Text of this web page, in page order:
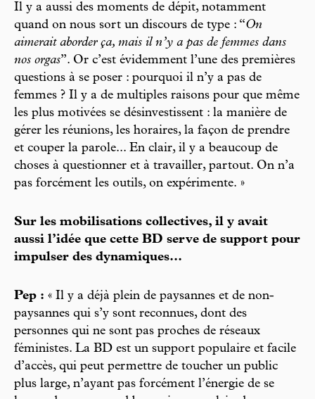
Il y a aussi des moments de dépit, notamment
quand on nous sort un discours de type : “On
aimerait aborder ça, mais il n’y a pas de femmes dans
nos orgas”. Or c’est évidemment l’une des premières
questions à se poser : pourquoi il n’y a pas de
femmes ? Il y a de multiples raisons pour que même
les plus motivées se désinvestissent : la manière de
gérer les réunions, les horaires, la façon de prendre
et couper la parole... En clair, il y a beaucoup de
choses à questionner et à travailler, partout. On n’a
pas forcément les outils, on expérimente. »
Sur les mobilisations collectives, il y avait
aussi l’idée que cette BD serve de support pour
impulser des dynamiques...
Pep : « Il y a déjà plein de paysannes et de non-
paysannes qui s’y sont reconnues, dont des
personnes qui ne sont pas proches de réseaux
féministes. La BD est un support populaire et facile
d’accès, qui peut permettre de toucher un public
plus large, n’ayant pas forcément l’énergie de se